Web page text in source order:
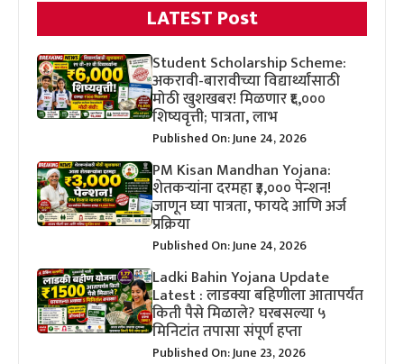
LATEST Post
Student Scholarship Scheme:
अकरावी-बारावीच्या विद्यार्थ्यांसाठी
मोठी खुशखबर! मिळणार ₹६,०००
शिष्यवृत्ती; पात्रता, लाभ
Published On: June 24, 2026
PM Kisan Mandhan Yojana:
शेतकऱ्यांना दरमहा ₹३,००० पेन्शन!
जाणून घ्या पात्रता, फायदे आणि अर्ज
प्रक्रिया
Published On: June 24, 2026
Ladki Bahin Yojana Update
Latest : लाडक्या बहिणीला आतापर्यंत
किती पैसे मिळाले? घरबसल्या ५
मिनिटांत तपासा संपूर्ण हप्ता
Published On: June 23, 2026